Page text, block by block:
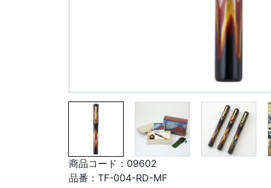
商品コード： 09602
品番： TF-004-RD-MF